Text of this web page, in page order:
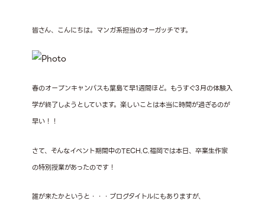
皆さん、こんにちは。マンガ系担当のオーガッチです。
春のオープンキャンパスも葉島て早1週間ほど。もうすぐ3月の体験入
学が終了しようとしています。楽しいことは本当に時間が過ぎるのが
早い！！
さて、そんなイベント期間中のTECH.C.福岡では本日、卒業生作家
の特別授業があったのです！
誰が来たかというと・・・ブログタイトルにもありますが、